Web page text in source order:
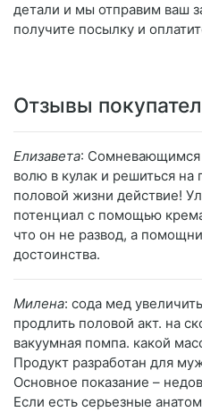
детали и мы отправим ваш
получите посылку и
Отзывы
Елизавета: Сомневающимся
волю в кулак и решиться
половой жизни действие!
потенциал с помощью
что он не развод, а
достоинства.
Милена: сода мед
продлить половой акт. на
вакуумная помпа. какой
Продукт разработан для
Основное показание –
Если есть серьезные